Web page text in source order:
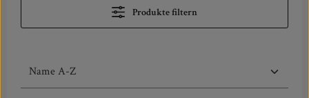
Produkte filtern